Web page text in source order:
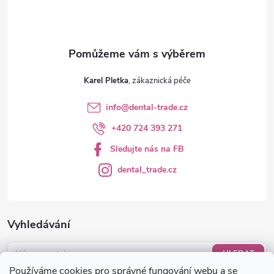
Používáme cookies pro správné fungování webu a se
Vyhledávání
HLEDAT
Karel Pletka
info@dental-trade.cz
+420 724 393 271
Sledujte nás na FB
dental_trade.cz